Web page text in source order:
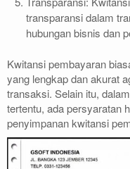
transparansi dalam
hubungan bisnis dan
Kwitansi pembayaran
yang lengkap dan akurat
transaksi. Selain itu,
tertentu, ada persyaratan
penyimpanan kwitansi